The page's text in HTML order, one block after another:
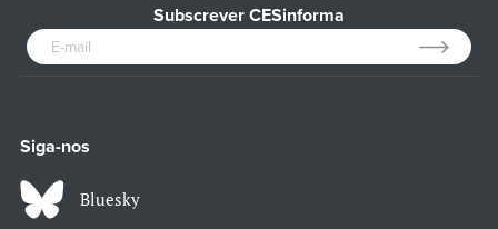
Subscrever CESinforma
Siga-nos
Bluesky